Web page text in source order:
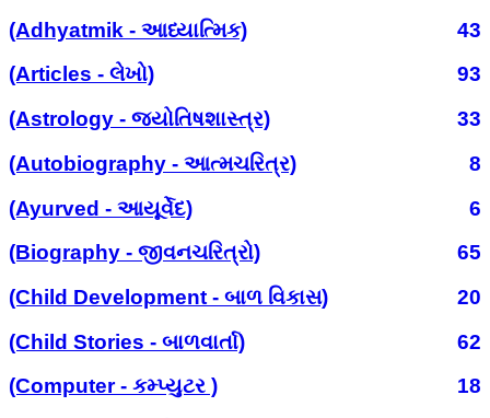
(Adhyatmik - આધ્યાત્મિક)
43
(Articles - લેખો)
93
(Astrology - જ્યોતિષશાસ્ત્ર)
33
(Autobiography - આત્મચરિત્ર)
8
(Ayurved - આયૂર્વેદ)
6
(Biography - જીવનચરિત્રો)
65
(Child Development - બાળ વિકાસ)
20
(Child Stories - બાળવાર્તા)
62
(Computer - કમ્પ્યુટર )
18